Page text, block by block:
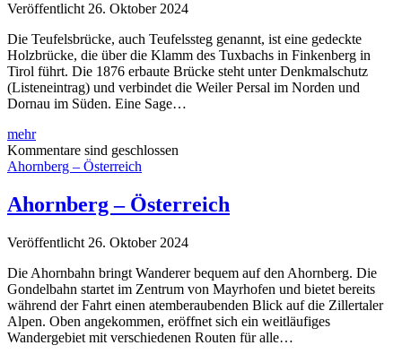
Veröffentlicht 26. Oktober 2024
Die Teufelsbrücke, auch Teufelssteg genannt, ist eine gedeckte
Holzbrücke, die über die Klamm des Tuxbachs in Finkenberg in
Tirol führt. Die 1876 erbaute Brücke steht unter Denkmalschutz
(Listeneintrag) und verbindet die Weiler Persal im Norden und
Dornau im Süden. Eine Sage…
mehrTeufelsbrücke
–
Österreich
Kommentare sind geschlossen
Ahornberg – Österreich
Ahornberg – Österreich
Veröffentlicht 26. Oktober 2024
Die Ahornbahn bringt Wanderer bequem auf den Ahornberg. Die
Gondelbahn startet im Zentrum von Mayrhofen und bietet bereits
während der Fahrt einen atemberaubenden Blick auf die Zillertaler
Alpen. Oben angekommen, eröffnet sich ein weitläufiges
Wandergebiet mit verschiedenen Routen für alle…